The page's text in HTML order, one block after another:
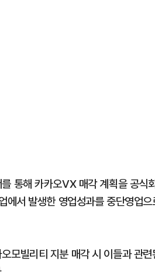
통해 카카오VX 매각 계획을 공
에서 발생한 영업성과를 중단영업
모빌리티 지분 매각 시 이들과 관